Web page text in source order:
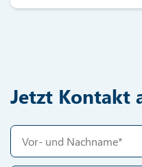
Jetzt Kontakt